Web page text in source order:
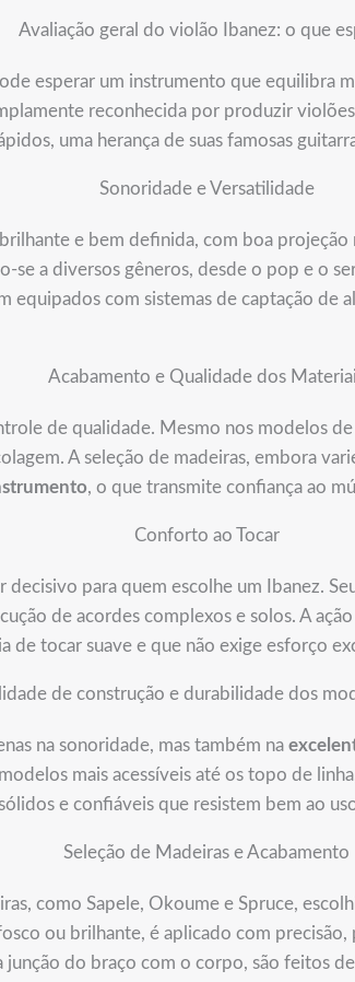
Avaliação geral do violão Ibanez: o que
esperar um instrumento que equilibra
reconhecida por produzir
uma herança de suas famosas
Sonoridade e Versatilidade
e bem definida, com boa projeção
se a diversos gêneros, desde o pop e o
com sistemas de captação de
Acabamento e Qualidade dos
de qualidade. Mesmo nos modelos
A seleção de madeiras, embora
, o que transmite confiança ao
Conforto ao Tocar
para quem escolhe um Ibanez.
de acordes complexos e solos. A
tocar suave e que não exige esforço
de construção e durabilidade dos
na sonoridade, mas também na
mais acessíveis até os topo de
e confiáveis que resistem bem ao
Seleção de Madeiras e Acabamento
como Sapele, Okoume e Spruce,
ou brilhante, é aplicado com
junção do braço com o corpo, são feitos